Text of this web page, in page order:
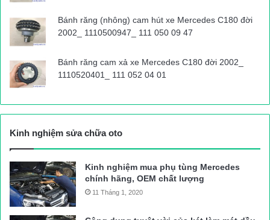
Bánh răng (nhông) cam hút xe Mercedes C180 đời
2002_ 1110500947_ 111 050 09 47
Bánh răng cam xả xe Mercedes C180 đời 2002_
1110520401_ 111 052 04 01
Kinh nghiệm sửa chữa oto
Kinh nghiệm mua phụ tùng Mercedes
chính hãng, OEM chất lượng
11 Tháng 1, 2020